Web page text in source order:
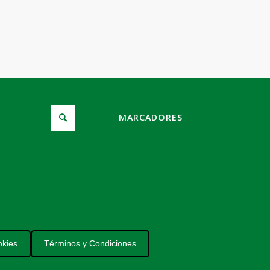
MARCADORES
Términos y Condiciones